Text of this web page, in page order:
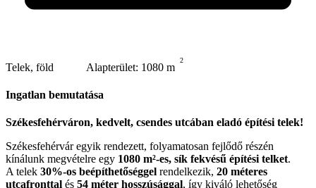
Telek, föld Alapterület: 1080 m
2
Ingatlan bemutatása
Székesfehérváron, kedvelt, csendes utcában eladó építési telek!
Székesfehérvár egyik rendezett, folyamatosan fejlődő részén
kínálunk megvételre egy 1080 m²-es, sík fekvésű építési telket.
A telek 30%-os beépíthetőséggel rendelkezik, 20 méteres
utcafronttal és 54 méter hosszúsággal, így kiváló lehetőség